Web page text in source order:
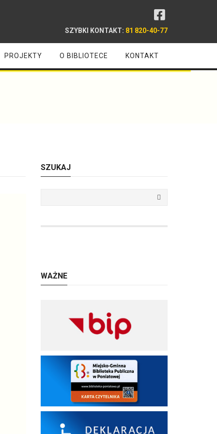
SZYBKI KONTAKT: 81 820-40-77
PROJEKTY O BIBLIOTECE KONTAKT
SZUKAJ
WAŻNE